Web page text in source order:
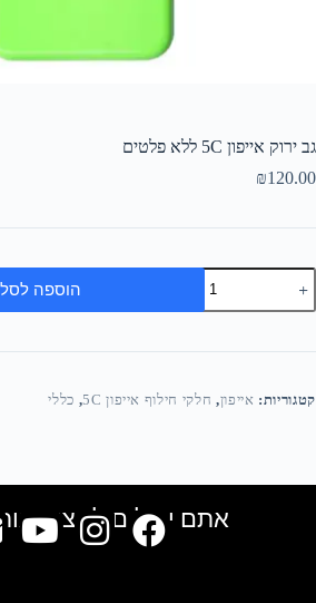
גב ירוק אייפון 5C ללא פלטים
₪120.00
הוספה לסל
קטגוריות: אייפון, חלקי חילוף אייפון 5C , כללי
אתם יכולים למצוא